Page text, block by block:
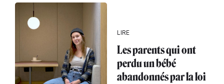
LIRE
Les parents qui ont
perdu un bébé
abandonnés par la loi